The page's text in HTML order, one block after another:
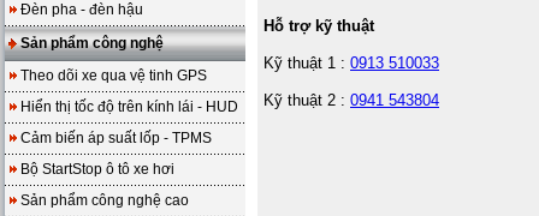
Đèn pha - đèn hậu
Sản phẩm công nghệ
Theo dõi xe qua vệ tinh GPS
Hiển thị tốc độ trên kính lái - HUD
Cảm biến áp suất lốp - TPMS
Bộ StartStop ô tô xe hơi
Sản phẩm công nghệ cao
Hỗ trợ kỹ thuật
Kỹ thuật 1 : 0913 510033
Kỹ thuật 2 : 0941 543804